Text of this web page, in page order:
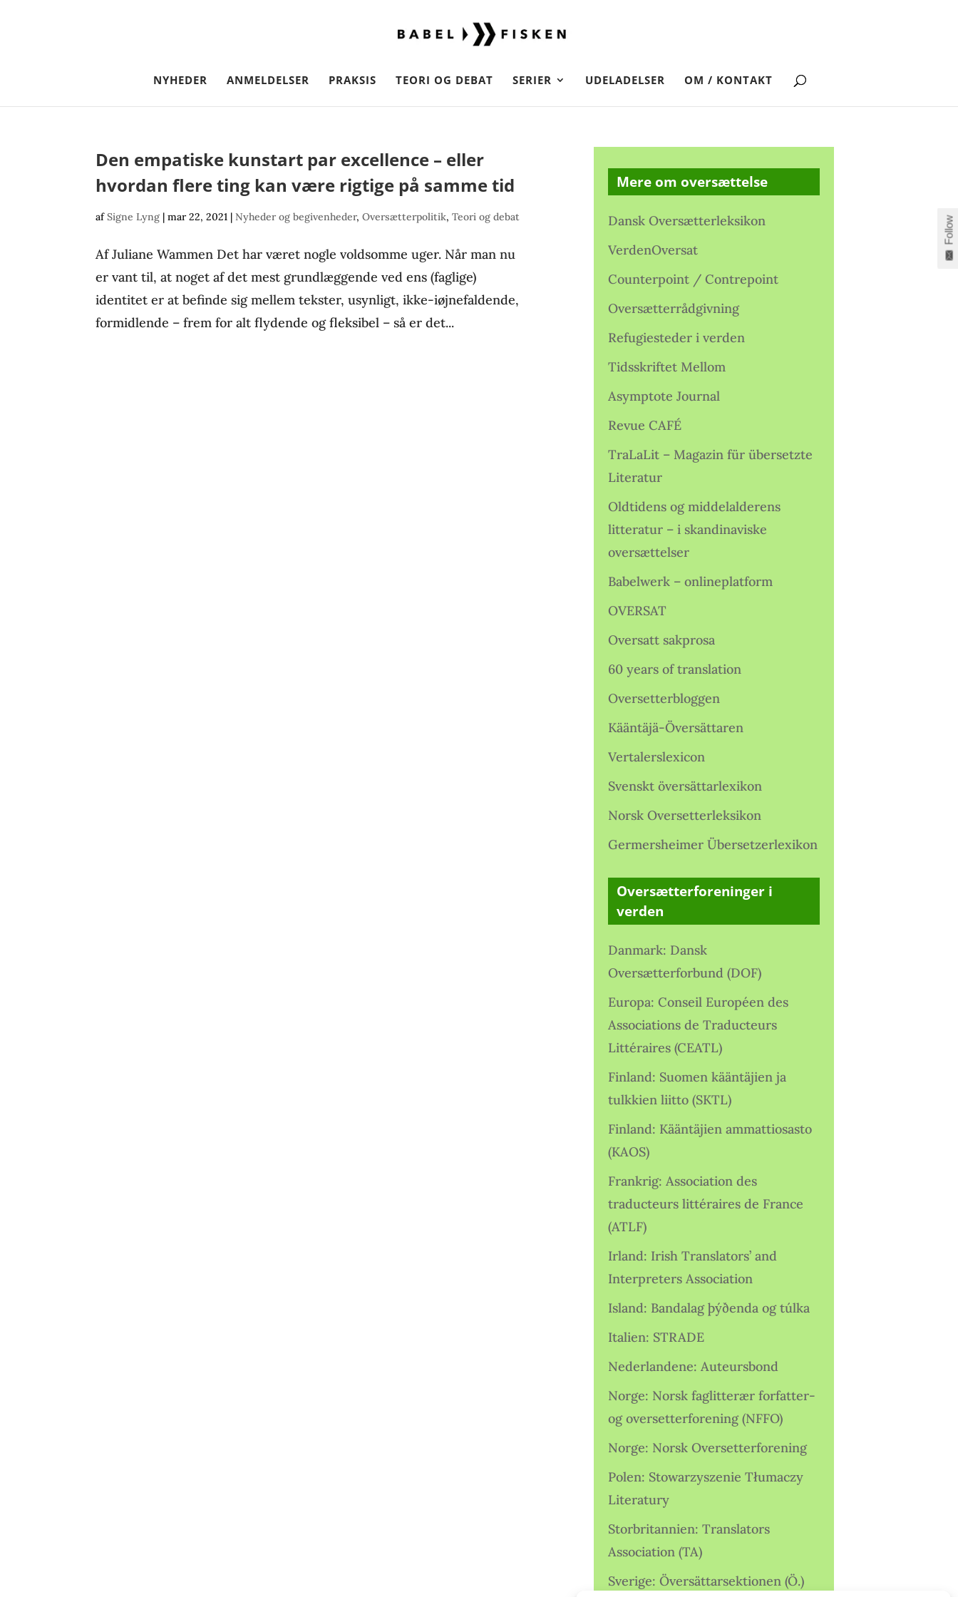
NYHEDER ANMELDELSER PRAKSIS TEORI OG DEBAT SERIER UDELADELSER OM / KONTAKT
Den empatiske kunstart par excellence – eller
hvordan flere ting kan være rigtige på samme tid
afSigne Lyng |mar 22, 2021 |Nyheder og begivenheder,Oversætterpolitik,Teori og debat
Af Juliane Wammen Det har været nogle voldsomme uger. Når man nu
er vant til, at noget af det mest grundlæggende ved ens (faglige)
identitet er at befinde sig mellem tekster, usynligt, ikke-iøjnefaldende,
formidlende – frem for alt flydende og fleksibel – så er det...
Mere om oversættelse
Dansk Oversætterleksikon
VerdenOversat
Counterpoint / Contrepoint
Oversætterrådgivning
Refugiesteder i verden
Tidsskriftet Mellom
Asymptote Journal
Revue CAFÉ
TraLaLit – Magazin für übersetzte
Literatur
Oldtidens og middelalderens
litteratur – i skandinaviske
oversættelser
Babelwerk – onlineplatform
OVERSAT
Oversatt sakprosa
60 years of translation
Oversetterbloggen
Kääntäjä-Översättaren
Vertalerslexicon
Svenskt översättarlexikon
Norsk Oversetterleksikon
Germersheimer Übersetzerlexikon
Oversætterforeninger i
verden
Danmark: Dansk
Oversætterforbund (DOF)
Europa: Conseil Européen des
Associations de Traducteurs
Littéraires (CEATL)
Finland: Suomen kääntäjien ja
tulkkien liitto (SKTL)
Finland: Kääntäjien ammattiosasto
(KAOS)
Frankrig: Association des
traducteurs littéraires de France
(ATLF)
Irland: Irish Translators’ and
Interpreters Association
Island: Bandalag þýðenda og túlka
Italien: STRADE
Nederlandene: Auteursbond
Norge: Norsk faglitterær forfatter-
og oversetterforening (NFFO)
Norge: Norsk Oversetterforening
Polen: Stowarzyszenie Tłumaczy
Literatury
Storbritannien: Translators
Association (TA)
Sverige: Översättarsektionen (Ö.)
Follow